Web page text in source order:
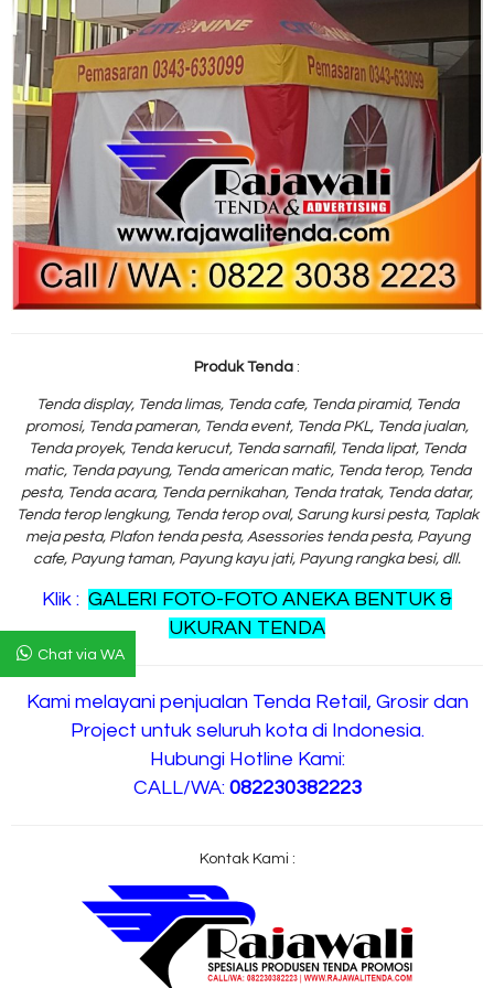
Produk Tenda :
Tenda display, Tenda limas, Tenda cafe, Tenda piramid, Tenda
promosi, Tenda pameran, Tenda event, Tenda PKL, Tenda jualan,
Tenda proyek, Tenda kerucut, Tenda sarnafil, Tenda lipat, Tenda
matic, Tenda payung, Tenda american matic, Tenda terop, Tenda
pesta, Tenda acara, Tenda pernikahan, Tenda tratak, Tenda datar,
Tenda terop lengkung, Tenda terop oval, Sarung kursi pesta, Taplak
meja pesta, Plafon tenda pesta, Asessories tenda pesta, Payung
cafe, Payung taman, Payung kayu jati, Payung rangka besi, dll.
Klik : GALERI FOTO-FOTO ANEKA BENTUK &
UKURAN TENDA
Kami melayani penjualan Tenda Retail, Grosir dan
Project untuk seluruh kota di Indonesia.
Hubungi Hotline Kami:
CALL/WA: 082230382223
Kontak Kami :
Chat via WA